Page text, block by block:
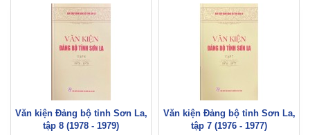
Văn kiện Đảng bộ tỉnh Sơn La,
tập 8 (1978 - 1979)
Văn kiện Đảng bộ tỉnh Sơn La,
tập 7 (1976 - 1977)